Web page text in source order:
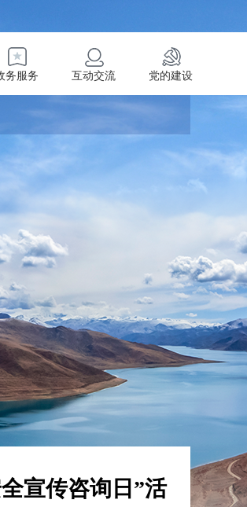
务服务 互动交流 党的建设
公室、中央政法
室联合中央政法委、最高人
法...
宣传咨询日”活